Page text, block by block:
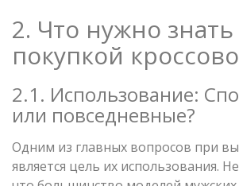
2. Что нужно
покупкой
2.1. Использование:
или повседневные?
Одним из главных вопросов при
является цель их использования.